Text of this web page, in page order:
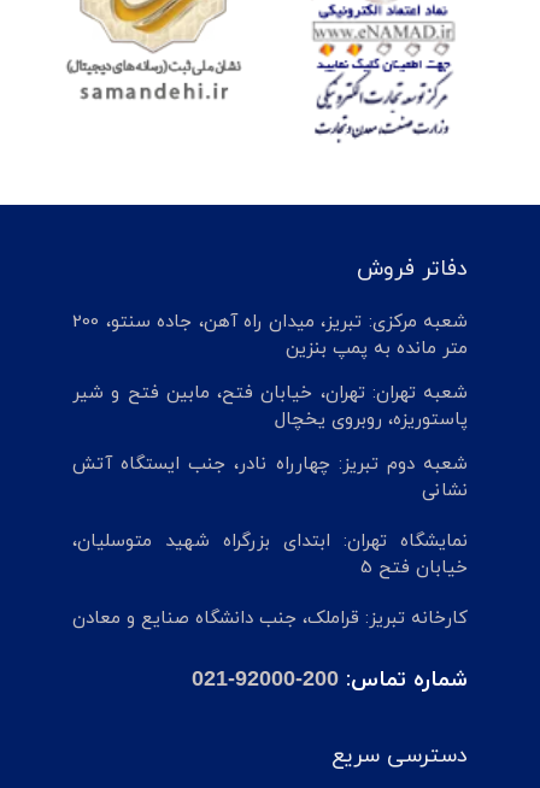
دفاتر فروش
شعبه مرکزی: تبریز، میدان راه آهن، جاده سنتو، 200
متر مانده به پمپ بنزین
شعبه تهران: تهران، خیابان فتح، مابین فتح و شیر
پاستوریزه، روبروی یخچال
شعبه دوم تبریز: چهارراه نادر، جنب ایستگاه آتش
نشانی
نمایشگاه تهران: ابتدای بزرگراه شهید متوسلیان،
خیابان فتح 5
کارخانه تبریز: قراملک، جنب دانشگاه صنایع و معادن
شماره تماس: 021-92000-200
دسترسی سریع